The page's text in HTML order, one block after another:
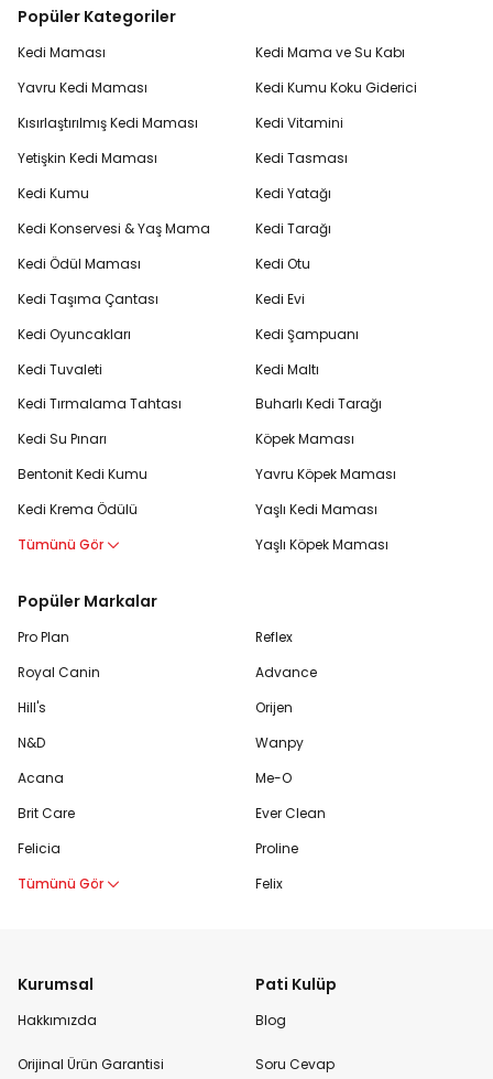
Popüler Kategoriler
Kedi Maması
Yavru Kedi Maması
Kısırlaştırılmış Kedi Maması
Yetişkin Kedi Maması
Kedi Kumu
Kedi Konservesi & Yaş Mama
Kedi Ödül Maması
Kedi Taşıma Çantası
Kedi Oyuncakları
Kedi Tuvaleti
Kedi Tırmalama Tahtası
Kedi Su Pınarı
Bentonit Kedi Kumu
Kedi Krema Ödülü
Tümünü Gör
Kedi Mama ve Su Kabı
Kedi Kumu Koku Giderici
Kedi Vitamini
Kedi Tasması
Kedi Yatağı
Kedi Tarağı
Kedi Otu
Kedi Evi
Kedi Şampuanı
Kedi Maltı
Buharlı Kedi Tarağı
Köpek Maması
Yavru Köpek Maması
Yaşlı Kedi Maması
Yaşlı Köpek Maması
Popüler Markalar
Pro Plan
Royal Canin
Hill's
N&D
Acana
Brit Care
Felicia
Tümünü Gör
Reflex
Advance
Orijen
Wanpy
Me-O
Ever Clean
Proline
Felix
Kurumsal
Hakkımızda
Orijinal Ürün Garantisi
Pati Kulüp
Blog
Soru Cevap